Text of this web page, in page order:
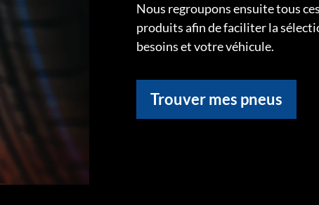
Nous regroupons ensuite tous
produits afin de faciliter la
besoins et votre véhicule.
Trouver mes pneus